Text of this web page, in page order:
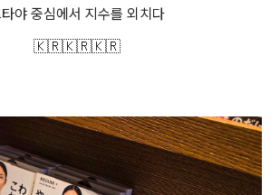
야 중심에서 지수를 외치다
🇰🇷🇰🇷🇰🇷